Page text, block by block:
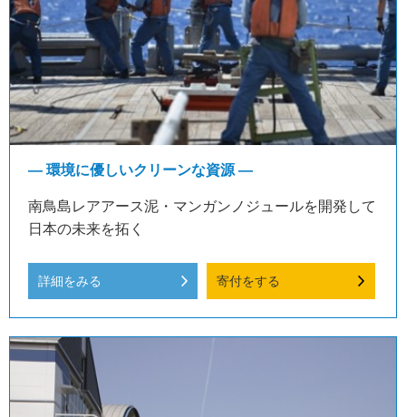
― 環境に優しいクリーンな資源 ―
南鳥島レアアース泥・マンガンノジュールを開発して
日本の未来を拓く
詳細をみる 寄付をする